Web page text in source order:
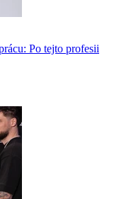
Po tejto profesii